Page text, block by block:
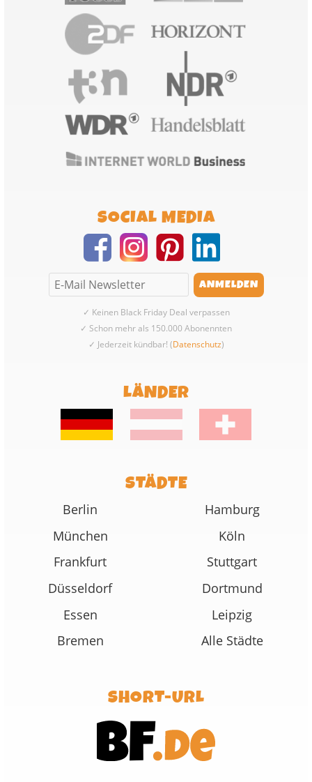
SOCIAL MEDIA
✓ Keinen Black Friday Deal verpassen
✓ Schon mehr als 150.000 Abonennten
✓ Jederzeit kündbar! (Datenschutz)
LÄNDER
STÄDTE
Berlin
Hamburg
München
Köln
Frankfurt
Stuttgart
Düsseldorf
Dortmund
Essen
Leipzig
Bremen
Alle Städte
SHORT-URL